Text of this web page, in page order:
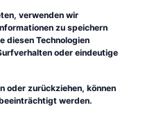
verwenden wir
zu speichern
diesen Technologien
oder eindeutige
oder zurückziehen, können
werden.
damit den
jedoch die
oder das